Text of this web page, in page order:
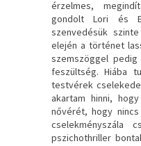
érzelmes,
gondolt Lori és
szenvedésük
elején a történet
szemszöggel
feszültség. Hiába
testvérek
akartam hinni,
nővérét, hogy
cselekményszála
pszichothriller